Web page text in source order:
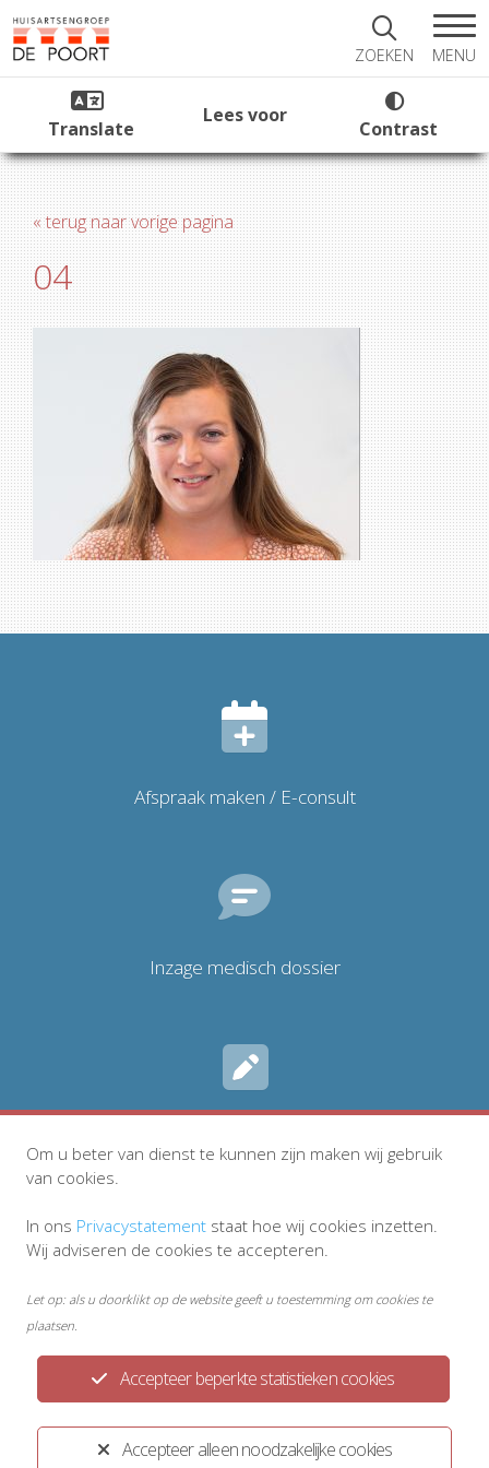
ZOEKEN MENU
Translate
Lees voor
Contrast
« terug naar vorige pagina
04
Afspraak maken / E-consult
Inzage medisch dossier
Privacyreglement Disclaimer
Accepteer alleen noodzakelijke cookies
Accepteer beperkte statistieken cookies
Om u beter van dienst te kunnen zijn maken wij gebruik
van cookies.
In ons Privacystatement staat hoe wij cookies inzetten.
Wij adviseren de cookies te accepteren.
Let op: als u doorklikt op de website geeft u toestemming om cookies te
plaatsen.